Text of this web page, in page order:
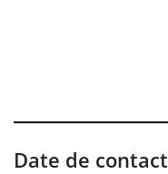
Date de contact